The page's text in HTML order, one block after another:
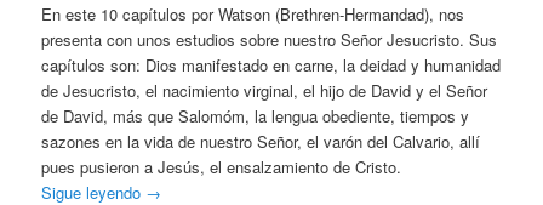
En este 10 capítulos por Watson (Brethren-Hermandad), nos
presenta con unos estudios sobre nuestro Señor Jesucristo. Sus
capítulos son: Dios manifestado en carne, la deidad y humanidad
de Jesucristo, el nacimiento virginal, el hijo de David y el Señor
de David, más que Salomóm, la lengua obediente, tiempos y
sazones en la vida de nuestro Señor, el varón del Calvario, allí
pues pusieron a Jesús, el ensalzamiento de Cristo.
Sigue leyendo →